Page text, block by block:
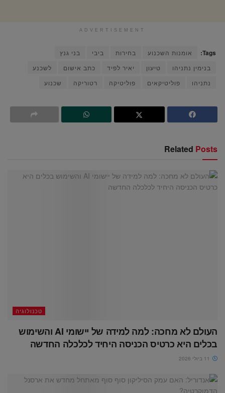
ADVERTISEMENT
Tags: אומנות השכנוע בחירות ביבי
בני גנץ
בנימין נתניהו
טיעון יאיר לפיד כתב אישום
לשכנע
נתניהו
פוליטיקאים פוליטיקה רטוריקה שכנוע
Related Posts
טכנולוגיה
העולם לא מחכה: למה למידה של יישומי AI והשימוש
בכלים היא כרטיס הכניסה היחיד לכלכלה החדשה